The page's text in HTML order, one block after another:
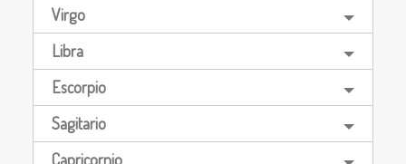
Virgo
Libra
Escorpio
Sagitario
Capricornio